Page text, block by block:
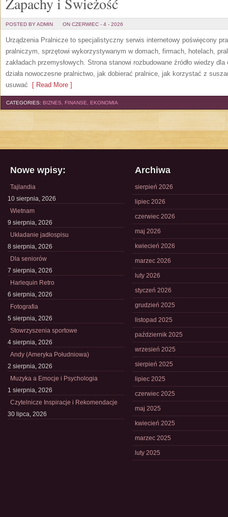
POSTED BY ADMIN ON CZERWIEC - 4 - 2026
Urządzenia Pralnicze to specjalistyczny serwis internetowy poświęcony
pralniczym, sprzętowi wykorzystywanym w domach, firmach, hotelach,
zakładach przemysłowych. Strona stanowi rozbudowane źródło wiedzy
działa nowoczesne pralnictwo, jak dobierać pralnice, jak korzystać z
usuwać [ Read More ]
CATEGORIES: BIZNES, FINANSE, EKONOMIA
Nowe wpisy:
Tajlandia
10 sierpnia, 2026
Wietnam
9 sierpnia, 2026
Układanie jadłospisu
8 sierpnia, 2026
Dla seniorów
7 sierpnia, 2026
Harlequin Retro
6 sierpnia, 2026
Fotografia
5 sierpnia, 2026
Stowrzyszenia sportowe
4 sierpnia, 2026
Andy (Ameryka Południowa)
2 sierpnia, 2026
Muzyka a Emocje i Psychologia
1 sierpnia, 2026
Czytelnicze Inspiracje i Rekomendacje
30 lipca, 2026
Archiwa
sierpień 2026
lipiec 2026
czerwiec 2026
maj 2026
kwiecień 2026
marzec 2026
luty 2026
styczeń 2026
grudzień 2025
listopad 2025
październik 2025
wrzesień 2025
sierpień 2025
lipiec 2025
czerwiec 2025
maj 2025
kwiecień 2025
marzec 2025
luty 2025